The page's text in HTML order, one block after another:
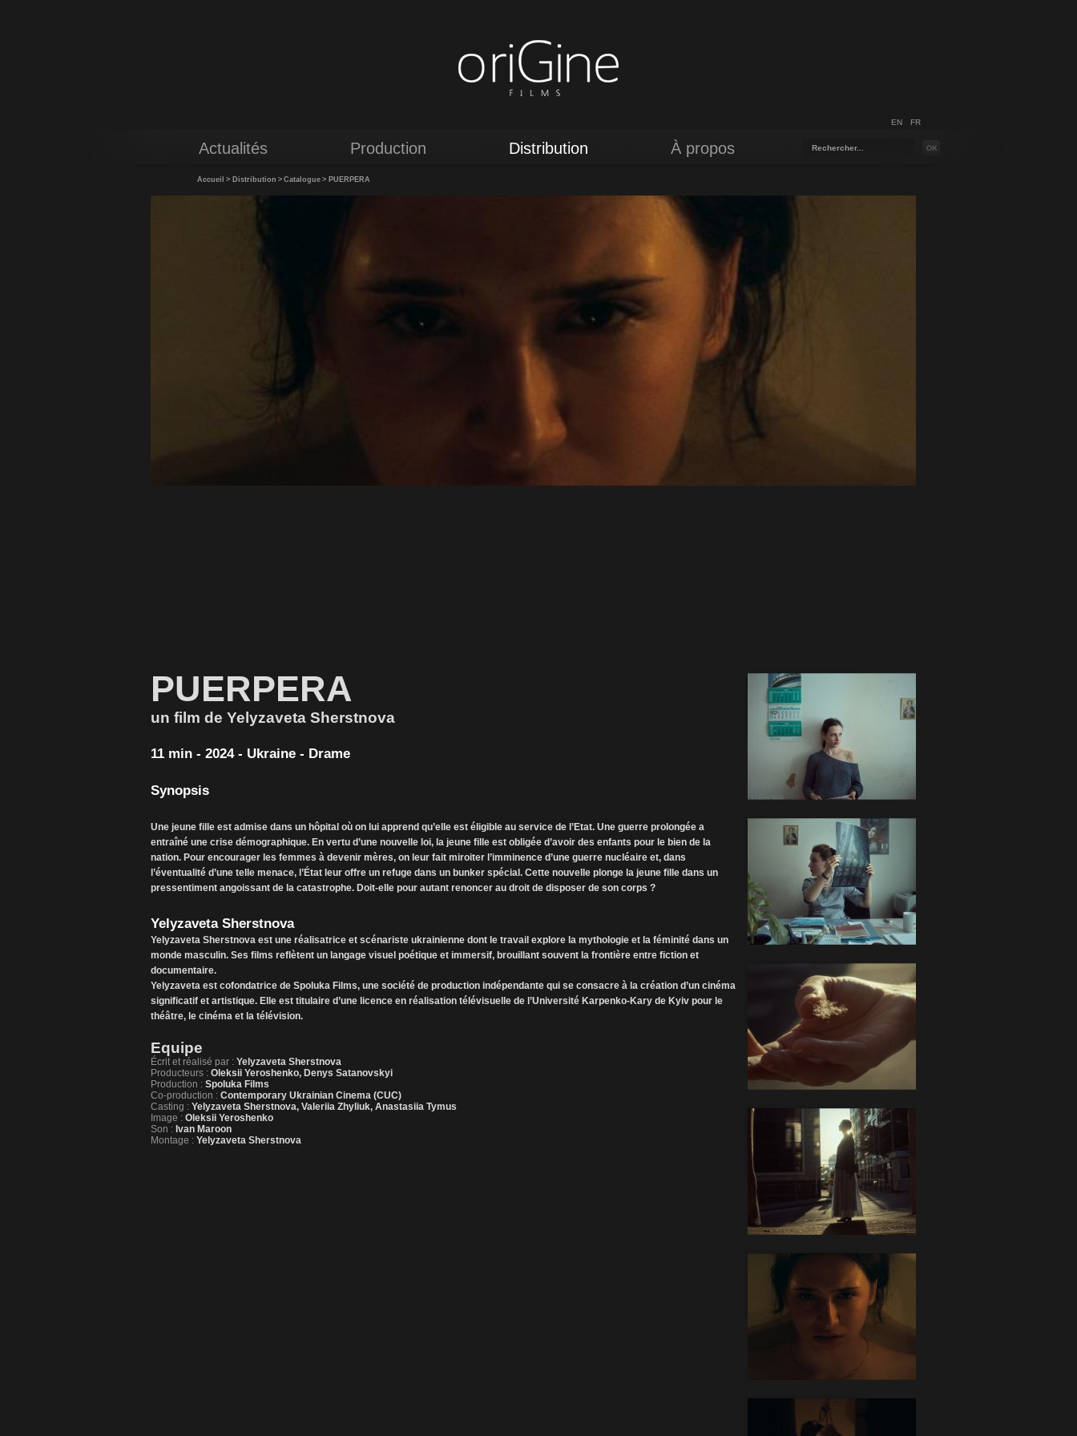
EN FR
Actualités Production Distribution À propos
Accueil > Distribution > Catalogue > PUERPERA
PUERPERA
un film de Yelyzaveta Sherstnova
11 min - 2024 - Ukraine - Drame
Synopsis
Une jeune fille est admise dans un hôpital où on lui apprend qu’elle est éligible au service de l’Etat. Une guerre prolongée a
entraîné une crise démographique. En vertu d’une nouvelle loi, la jeune fille est obligée d’avoir des enfants pour le bien de la
nation. Pour encourager les femmes à devenir mères, on leur fait miroiter l’imminence d’une guerre nucléaire et, dans
l’éventualité d’une telle menace, l’État leur offre un refuge dans un bunker spécial. Cette nouvelle plonge la jeune fille dans un
pressentiment angoissant de la catastrophe. Doit-elle pour autant renoncer au droit de disposer de son corps ?
Yelyzaveta Sherstnova
Yelyzaveta Sherstnova est une réalisatrice et scénariste ukrainienne dont le travail explore la mythologie et la féminité dans un
monde masculin. Ses films reflètent un langage visuel poétique et immersif, brouillant souvent la frontière entre fiction et
documentaire.
Yelyzaveta est cofondatrice de Spoluka Films, une société de production indépendante qui se consacre à la création d’un cinéma
significatif et artistique. Elle est titulaire d’une licence en réalisation télévisuelle de l’Université Karpenko-Kary de Kyiv pour le
théâtre, le cinéma et la télévision.
Equipe
Écrit et réalisé par : Yelyzaveta Sherstnova
Producteurs : Oleksii Yeroshenko, Denys Satanovskyi
Production : Spoluka Films
Co-production : Contemporary Ukrainian Cinema (CUC)
Casting : Yelyzaveta Sherstnova, Valeriia Zhyliuk, Anastasiia Tymus
Image : Oleksii Yeroshenko
Son : Ivan Maroon
Montage : Yelyzaveta Sherstnova